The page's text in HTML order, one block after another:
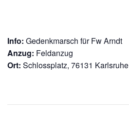
Info: Gedenkmarsch für Fw Arndt
Anzug: Feldanzug
Ort: Schlossplatz, 76131 Karlsruhe